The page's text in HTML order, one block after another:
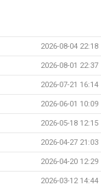
2026-08-04 22:18
2026-08-01 22:37
2026-07-21 16:14
2026-06-01 10:09
2026-05-18 12:15
2026-04-27 21:03
2026-04-20 12:29
2026-03-12 14:44